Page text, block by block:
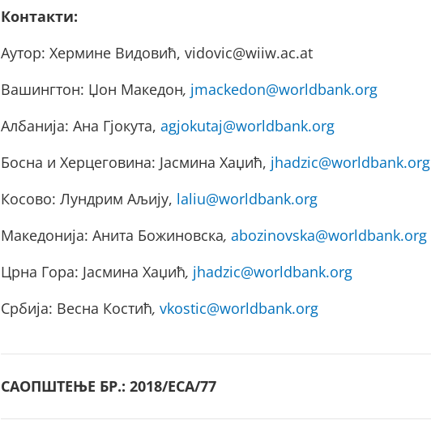
Контакти:
Aутор: Хермине Видовић, vidovic@wiiw.ac.at
Вашингтон: Џон Македон, jmackedon@worldbank.org
Албанија: Ана Гјокута, agjokutaj@worldbank.org
Босна и Херцеговина: Јасмина Хаџић, jhadzic@worldbank.org
Косово: Лундрим Аљију, laliu@worldbank.org
Македонија: Анита Божиновска, abozinovska@worldbank.org
Црна Гора: Јасмина Хаџић, jhadzic@worldbank.org
Србија: Весна Костић, vkostic@worldbank.org
САОПШТЕЊЕ БР.: 2018/ECA/77